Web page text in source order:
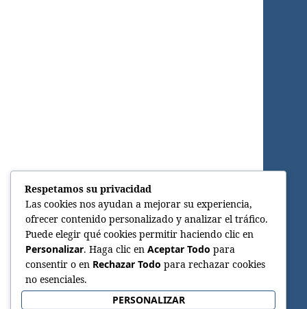
Respetamos su privacidad
Las cookies nos ayudan a mejorar su experiencia,
ofrecer contenido personalizado y analizar el tráfico.
Puede elegir qué cookies permitir haciendo clic en
Personalizar. Haga clic en Aceptar Todo para
consentir o en Rechazar Todo para rechazar cookies
no esenciales.
PERSONALIZAR